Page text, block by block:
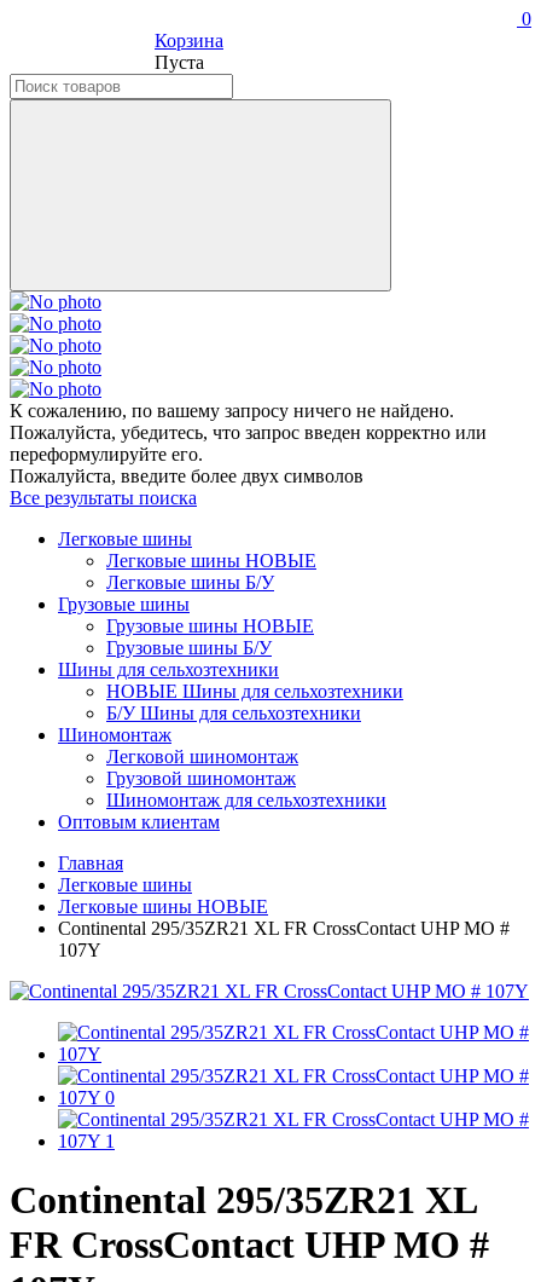
0
Корзина
Пуста
К сожалению, по вашему запросу ничего не найдено.
Пожалуйста, убедитесь, что запрос введен корректно или
переформулируйте его.
Пожалуйста, введите более двух символов
Все результаты поиска
Легковые шины
Легковые шины НОВЫЕ
Легковые шины Б/У
Грузовые шины
Грузовые шины НОВЫЕ
Грузовые шины Б/У
Шины для сельхозтехники
НОВЫЕ Шины для сельхозтехники
Б/У Шины для сельхозтехники
Шиномонтаж
Легковой шиномонтаж
Грузовой шиномонтаж
Шиномонтаж для сельхозтехники
Оптовым клиентам
Главная
Легковые шины
Легковые шины НОВЫЕ
Continental 295/35ZR21 XL FR CrossContact UHP MO #
107Y
Continental 295/35ZR21 XL
FR CrossContact UHP MO #